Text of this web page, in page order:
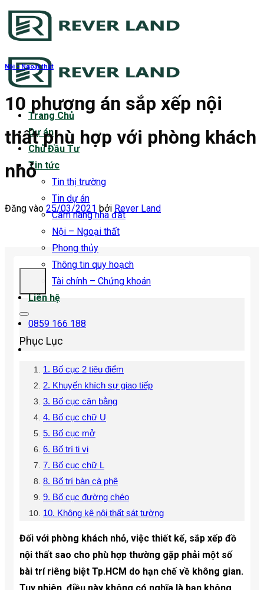
Bỏ
qua
dung
Trang Chủ
Dự án
Chủ Đầu Tư
Tin tức
Tin thị trường
Tin dự án
Cẩm nang nhà đất
Nội – Ngoại thất
Phong thủy
Thông tin quy hoạch
Tài chính – Chứng khoán
Liên hệ
0859 166 188
Nội - Ngoại thất
10 phương án sắp xếp nội
thất phù hợp với phòng khách
nhỏ
Đăng vào 25/03/2021 bởi Rever Land
Phục Lục
1. Bố cục 2 tiêu điểm
2. Khuyến khích sự giao tiếp
3. Bố cục cân bằng
4. Bố cục chữ U
5. Bố cục mở
6. Bố trí ti vi
7. Bố cục chữ L
8. Bố trí bàn cà phê
9. Bố cục đường chéo
10. Không kê nội thất sát tường
Đối với phòng khách nhỏ, việc thiết kế, sắp xếp đồ
nội thất sao cho phù hợp thường gặp phải một số
bài trí riêng biệt Tp.HCM do hạn chế về không gian.